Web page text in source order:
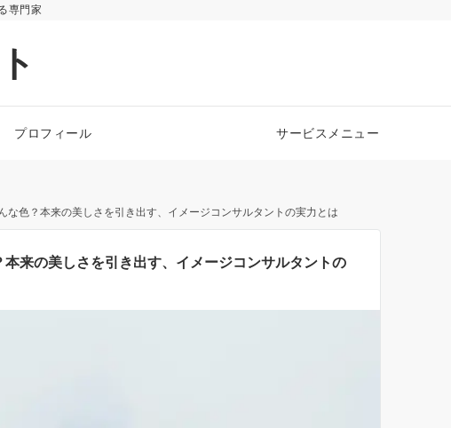
専門家
プロフィール サービスメニュー
な色？本来の美しさを引き出す、イメージコンサルタントの実力とは
来の美しさを引き出す、イメージコンサルタントの